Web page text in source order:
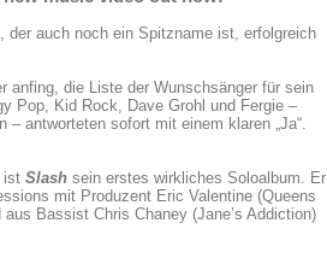
der auch noch ein Spitzname ist, erfolgreich
anfing, die Liste der Wunschsänger für sein
Pop, Kid Rock, Dave Grohl und Fergie –
antworteten sofort mit einem klaren „Ja“.
ist Slash sein erstes wirkliches Soloalbum. Er
mit Produzent Eric Valentine (Queens
Bassist Chris Chaney (Jane’s Addiction)